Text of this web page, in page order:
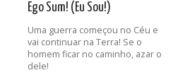
Ego Sum! (Eu Sou!)
Uma guerra começou no Céu e
vai continuar na Terra! Se o
homem ficar no caminho, azar o
dele!